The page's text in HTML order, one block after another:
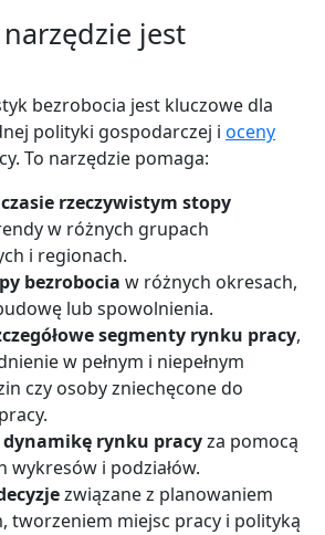
jest
bezrobocia jest kluczowe dla
polityki gospodarczej i oceny
To narzędzie pomaga:
rzeczywistym stopy
w różnych grupach
i regionach.
bezrobocia w różnych okresach,
lub spowolnienia.
segmenty rynku pracy,
w pełnym i niepełnym
czy osoby zniechęcone do
rynku pracyza pomocą
wykresów i podziałów.
związane z planowaniem
tworzeniem miejsc pracy i polityką